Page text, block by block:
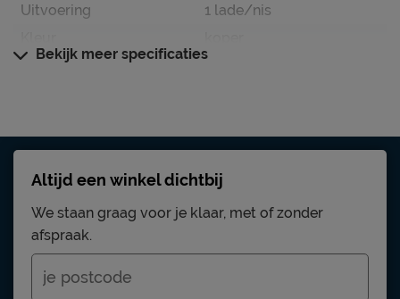
Uitvoering
1 lade/nis
Stofgroep
Materiaal stof
Goed om te weten
Onderhoud
doekje;stofzuigen met een
Garantie
Bekijk meer specificaties
Altijd een winkel dichtbij
We staan graag voor je klaar, met of zonder
afspraak.